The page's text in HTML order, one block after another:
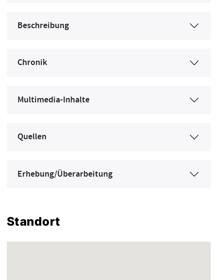
Beschreibung
Chronik
Multimedia-Inhalte
Quellen
Erhebung/Überarbeitung
Standort